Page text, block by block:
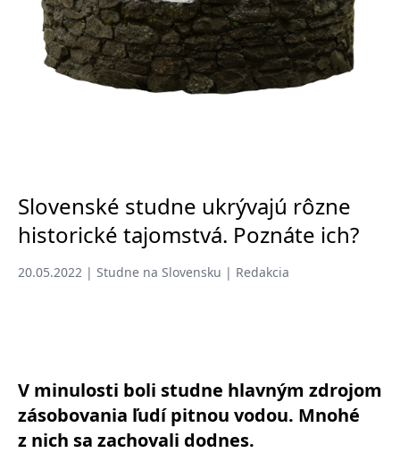
Slovenské studne ukrývajú rôzne
historické tajomstvá. Poznáte ich?
20.05.2022 | Studne na Slovensku | Redakcia
V minulosti boli studne hlavným zdrojom
zásobovania ľudí pitnou vodou. Mnohé
z nich sa zachovali dodnes.